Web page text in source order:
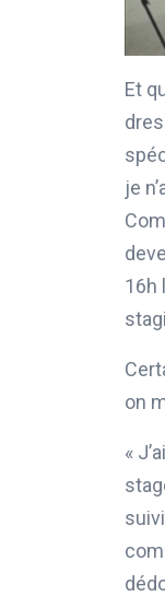
Et
je
16h
on
«